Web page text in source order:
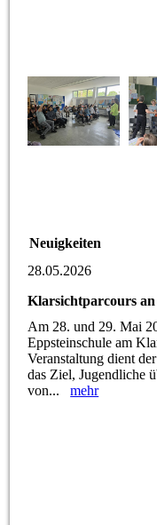
Neuigkeiten
28.05.2026
Klarsichtparcours
Am 28. und 29. Mai
Eppsteinschule am
Veranstaltung dient
das Ziel, Jugendliche
von...mehr